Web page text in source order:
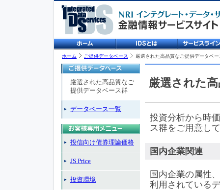
ホーム ご提供データベース 厳選された高品質なご提供データベー
厳選された
投資分析から時
ス群をご用意し
国内企業関連
国内企業の属性
利用されている
厳選された高品質なご
提供データベース群
データベース一覧
投信向け債券理論価格
JS Price
投資環境